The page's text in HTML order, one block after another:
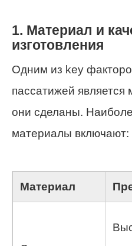
1. Материал и
изготовления
Одним из key
пассатижей является
они сделаны.
материалы включают:
Материал